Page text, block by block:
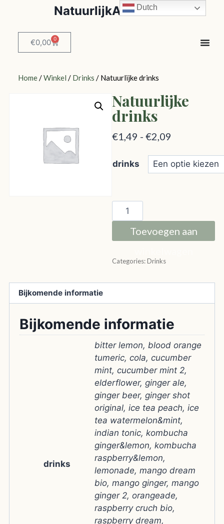
NatuurlijkAdvies.be
€0,00 0
Home/Winkel / Drinks / Natuurlijke drinks
Natuurlijke
drinks
€1,49 - €2,09
drinks
Toevoegen aan
Categories:Drinks
Bijkomende informatie
Bijkomende informatie
drinks
bitter lemon, blood orange
tumeric, cola, cucumber
mint, cucumber mint 2,
elderflower, ginger ale,
ginger beer, ginger shot
original, ice tea peach, ice
tea watermelon&mint,
indian tonic, kombucha
ginger&lemon, kombucha
raspberry&lemon,
lemonade, mango dream
bio, mango ginger, mango
ginger 2, orangeade,
raspberry cruch bio,
raspberry dream,
Dutch